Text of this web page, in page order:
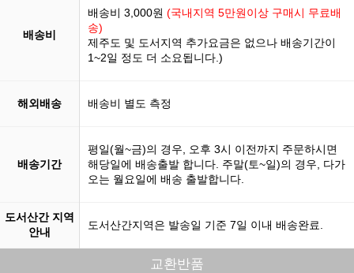
배송비
배송비 3,000원 (국내지역 5만원이상 구매시 무료배
송)
제주도 및 도서지역 추가요금은 없으나 배송기간이
1~2일 정도 더 소요됩니다.)
해외배송 배송비 별도 측정
배송기간
평일(월~금)의 경우, 오후 3시 이전까지 주문하시면
해당일에 배송출발 합니다. 주말(토~일)의 경우, 다가
오는 월요일에 배송 출발합니다.
도서산간 지역
안내
도서산간지역은 발송일 기준 7일 이내 배송완료.
교환반품